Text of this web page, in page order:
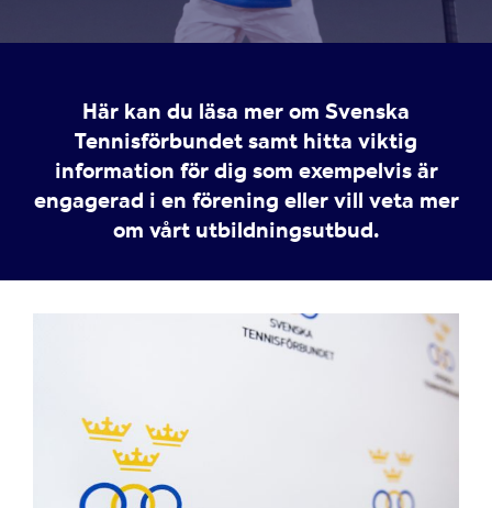
Här kan du läsa mer om Svenska
Tennisförbundet samt hitta viktig
information för dig som exempelvis är
engagerad i en förening eller vill veta mer
om vårt utbildningsutbud.